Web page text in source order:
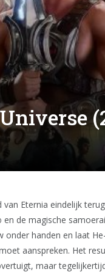
Eternia eindelijk
en de magische
onder handen en laat
aanspreken. Het
maar